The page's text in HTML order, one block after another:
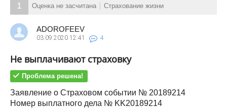
1 Оценка не засчитана Страхование жизни
ADOROFEEV
03.09.2020 12:41 4
Не выплачивают страховку
Проблема решена!
Заявление о Страховом событии № 20189214
Номер выплатного дела № KK20189214